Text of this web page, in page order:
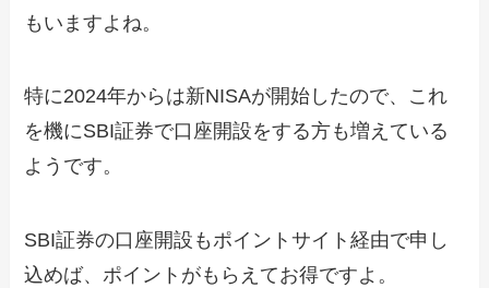
もいますよね。
特に2024年からは新NISAが開始したので、これ
を機にSBI証券で口座開設をする方も増えている
ようです。
SBI証券の口座開設もポイントサイト経由で申し
込めば、ポイントがもらえてお得ですよ。